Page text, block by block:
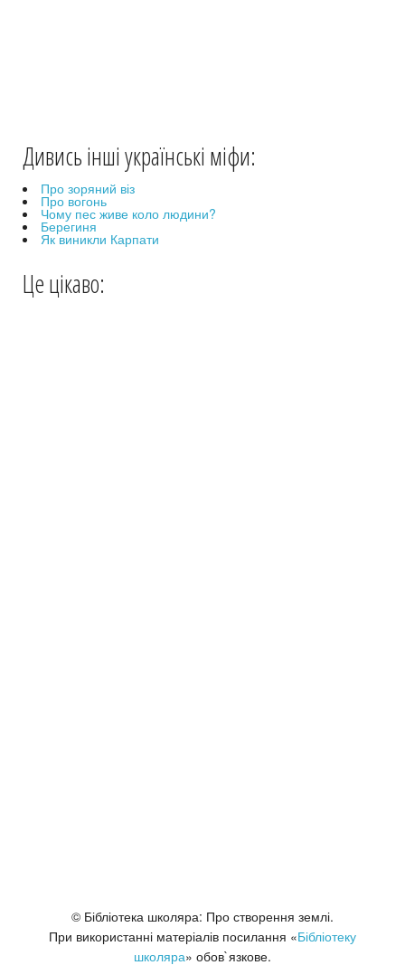
Дивись інші українські міфи:
Про зоряний віз
Про вогонь
Чому пес живе коло людини?
Берегиня
Як виникли Карпати
Це цікаво:
© Бібліотека школяра: Про створення землі.
При використанні матеріалів посилання «Бібліотеку
школяра» обов`язкове.